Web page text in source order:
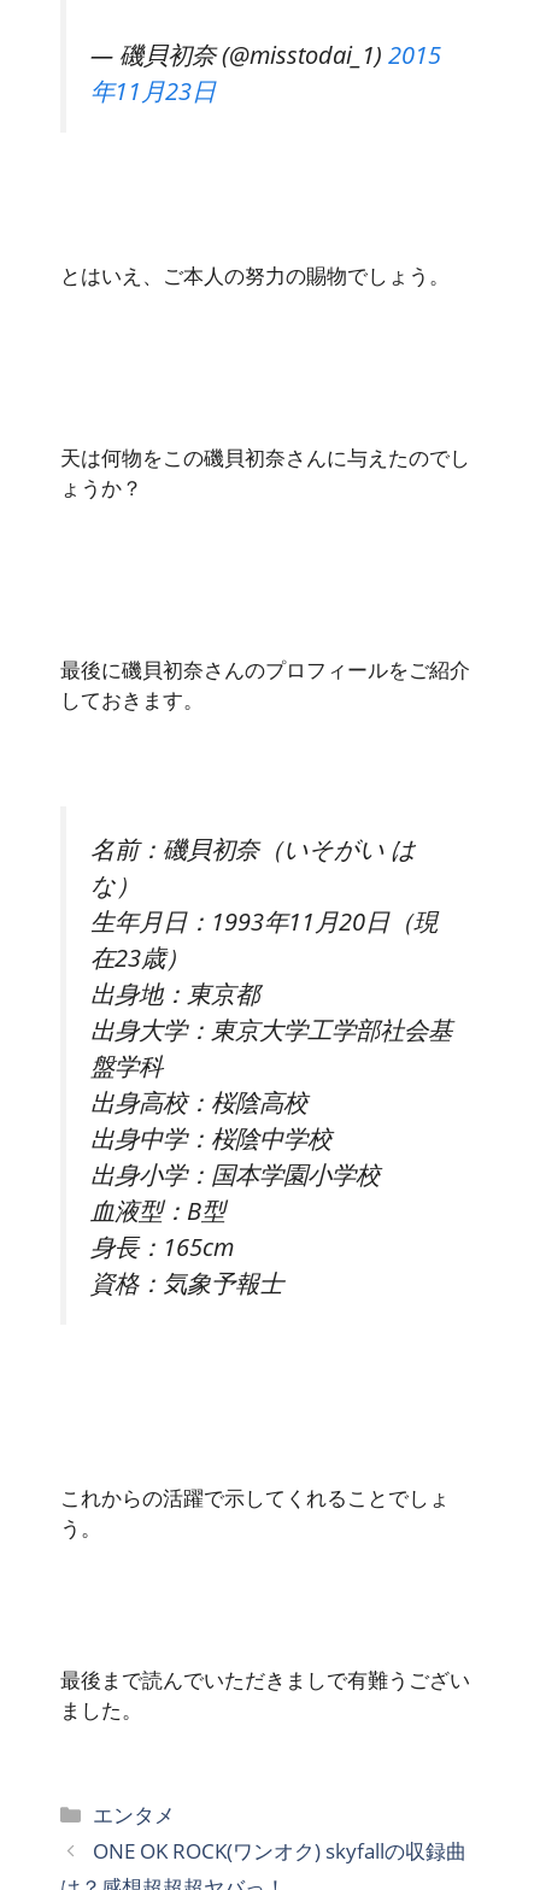
— 磯貝初奈 (@misstodai_1) 2015
年11月23日
とはいえ、ご本人の努力の賜物でしょう。
天は何物をこの磯貝初奈さんに与えたのでし
ょうか？
最後に磯貝初奈さんのプロフィールをご紹介
しておきます。
名前：磯貝初奈（いそがい は
な）
生年月日：1993年11月20日（現
在23歳）
出身地：東京都
出身大学：東京大学工学部社会基
盤学科
出身高校：桜陰高校
出身中学：桜陰中学校
出身小学：国本学園小学校
血液型：B型
身長：165cm
資格：気象予報士
これからの活躍で示してくれることでしょ
う。
最後まで読んでいただきましで有難うござい
ました。
カ
テ
エンタメ
ONE OK ROCK(ワンオク) skyfallの収録曲